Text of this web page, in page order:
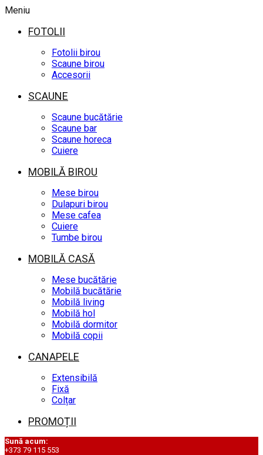
Meniu
FOTOLII
Fotolii birou
Scaune birou
Accesorii
SCAUNE
Scaune bucătărie
Scaune bar
Scaune horeca
Cuiere
MOBILĂ BIROU
Mese birou
Dulapuri birou
Mese cafea
Cuiere
Tumbe birou
MOBILĂ CASĂ
Mese bucătărie
Mobilă bucătărie
Mobilă living
Mobilă hol
Mobilă dormitor
Mobilă copii
CANAPELE
Extensibilă
Fixă
Colțar
PROMOȚII
Sună acum:
+373 79 115 553